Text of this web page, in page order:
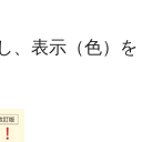
、表示（色）を